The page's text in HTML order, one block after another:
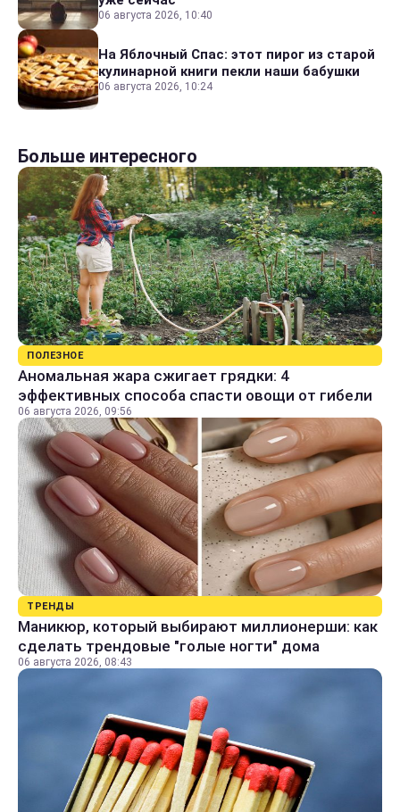
06 августа 2026, 10:40
На Яблочный Спас: этот пирог из старой
кулинарной книги пекли наши бабушки
06 августа 2026, 10:24
Больше интересного
ПОЛЕЗНОЕ
Аномальная жара сжигает грядки: 4
эффективных способа спасти овощи от гибели
06 августа 2026, 09:56
ТРЕНДЫ
Маникюр, который выбирают миллионерши: как
сделать трендовые "голые ногти" дома
06 августа 2026, 08:43